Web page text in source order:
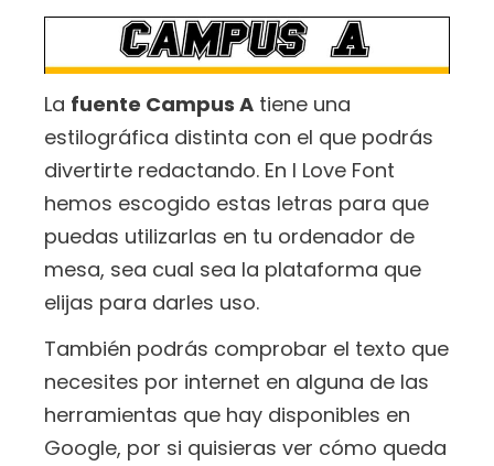
La fuente Campus A tiene una
estilográfica distinta con el que podrás
divertirte redactando. En I Love Font
hemos escogido estas letras para que
puedas utilizarlas en tu ordenador de
mesa, sea cual sea la plataforma que
elijas para darles uso.
También podrás comprobar el texto que
necesites por internet en alguna de las
herramientas que hay disponibles en
Google, por si quisieras ver cómo queda